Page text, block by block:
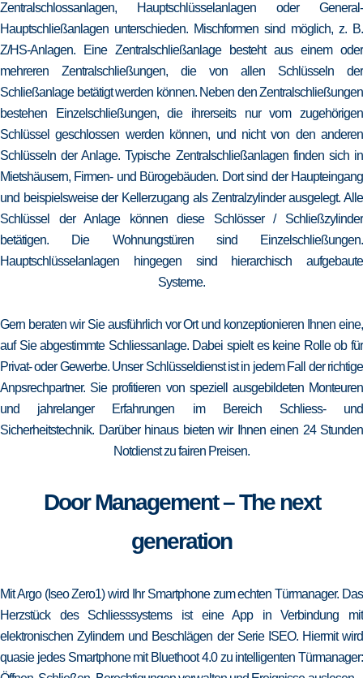
Zentralschlossanlagen, Hauptschlüsselanlagen oder General-
Hauptschließanlagen unterschieden. Mischformen sind möglich, z. B.
Z/HS-Anlagen. Eine Zentralschließanlage besteht aus einem oder
mehreren Zentralschließungen, die von allen Schlüsseln der
Schließanlage betätigt werden können. Neben den Zentralschließungen
bestehen Einzelschließungen, die ihrerseits nur vom zugehörigen
Schlüssel geschlossen werden können, und nicht von den anderen
Schlüsseln der Anlage. Typische Zentralschließanlagen finden sich in
Mietshäusern, Firmen- und Bürogebäuden. Dort sind der Haupteingang
und beispielsweise der Kellerzugang als Zentralzylinder ausgelegt. Alle
Schlüssel der Anlage können diese Schlösser / Schließzylinder
betätigen. Die Wohnungstüren sind Einzelschließungen.
Hauptschlüsselanlagen hingegen sind hierarchisch aufgebaute
Systeme.
Gern beraten wir Sie ausführlich vor Ort und konzeptionieren Ihnen eine,
auf Sie abgestimmte Schliessanlage. Dabei spielt es keine Rolle ob für
Privat- oder Gewerbe. Unser Schlüsseldienst ist in jedem Fall der richtige
Anpsrechpartner. Sie profitieren von speziell ausgebildeten Monteuren
und jahrelanger Erfahrungen im Bereich Schliess- und
Sicherheitstechnik. Darüber hinaus bieten wir Ihnen einen 24 Stunden
Notdienst zu fairen Preisen.
Door Management – The next
generation
Mit Argo (Iseo Zero1) wird Ihr Smartphone zum echten Türmanager. Das
Herzstück des Schliesssystems ist eine App in Verbindung mit
elektronischen Zylindern und Beschlägen der Serie ISEO. Hiermit wird
quasie jedes Smartphone mit Bluethoot 4.0 zu intelligenten Türmanager: